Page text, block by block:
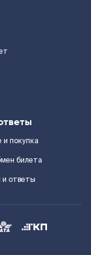
покупка
билета
и ответы